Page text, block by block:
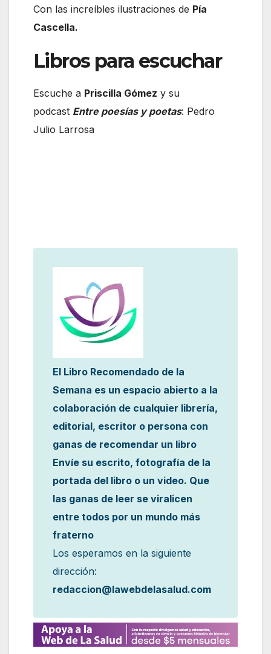
Con las increíbles ilustraciones de Pía
Cascella.
Libros para escuchar
Escuche a Priscilla Gómez y su
podcast Entre poesías y poetas: Pedro
Julio Larrosa
El Libro Recomendado de la
Semana es un espacio abierto a la
colaboración de cualquier librería,
editorial, escritor o persona con
ganas de recomendar un libro
Envíe su escrito, fotografía de la
portada del libro o un video. Que
las ganas de leer se viralicen
entre todos por un mundo más
fraterno
Los esperamos en la siguiente
dirección:
redaccion@lawebdelasalud.com